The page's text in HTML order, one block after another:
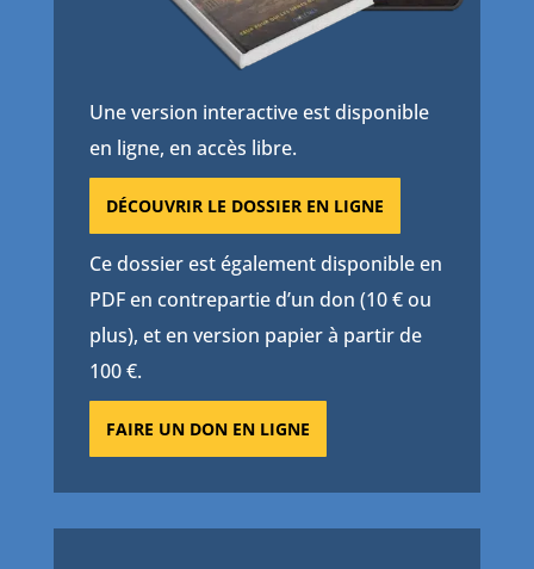
Une version interactive est disponible
en ligne, en accès libre.
DÉCOUVRIR LE DOSSIER EN LIGNE
Ce dossier est également disponible en
PDF en contrepartie d’un don (10 € ou
plus), et en version papier à partir de
100 €.
FAIRE UN DON EN LIGNE